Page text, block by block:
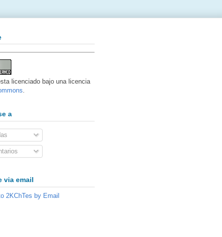
licenciado bajo una licencia
a
via email
2KChTes by Email